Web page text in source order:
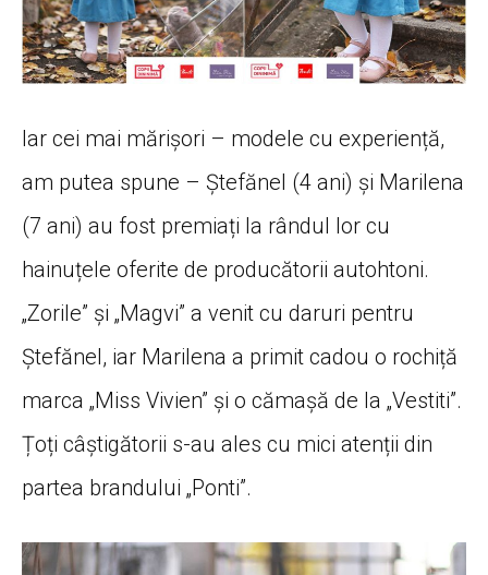
Iar cei mai mărișori – modele cu experiență,
am putea spune – Ștefănel (4 ani) și Marilena
(7 ani) au fost premiați la rândul lor cu
hainuțele oferite de producătorii autohtoni.
„Zorile” și „Magvi” a venit cu daruri pentru
Ștefănel, iar Marilena a primit cadou o rochiță
marca „Miss Vivien” și o cămașă de la „Vestiti”.
Țoți câștigătorii s-au ales cu mici atenții din
partea brandului „Ponti”.